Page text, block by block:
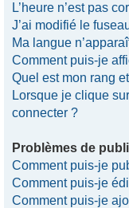
L’heure n’est pas
J’ai modifié le
Ma langue
Comment puis-je
Quel est mon rang
Lorsque je clique
connecter ?
Problèmes de
Comment puis-je
Comment puis-je
Comment puis-je